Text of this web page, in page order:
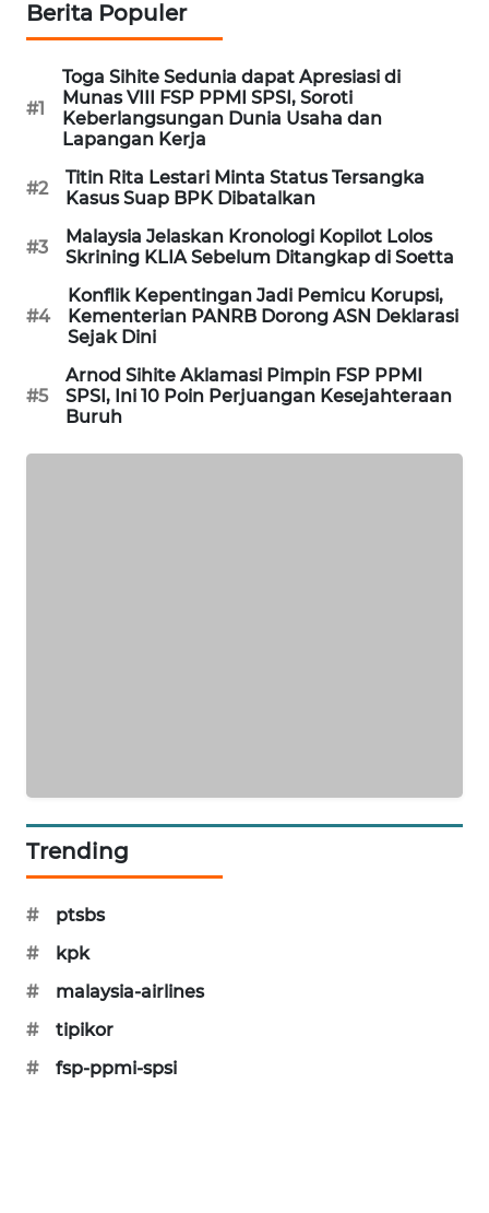
Berita Populer
#1
Toga Sihite Sedunia dapat Apresiasi di
Munas VIII FSP PPMI SPSI, Soroti
Keberlangsungan Dunia Usaha dan
Lapangan Kerja
#2
Titin Rita Lestari Minta Status Tersangka
Kasus Suap BPK Dibatalkan
#3
Malaysia Jelaskan Kronologi Kopilot Lolos
Skrining KLIA Sebelum Ditangkap di Soetta
#4
Konflik Kepentingan Jadi Pemicu Korupsi,
Kementerian PANRB Dorong ASN Deklarasi
Sejak Dini
#5
Arnod Sihite Aklamasi Pimpin FSP PPMI
SPSI, Ini 10 Poin Perjuangan Kesejahteraan
Buruh
Trending
#
ptsbs
#
kpk
#
malaysia-airlines
#
tipikor
#
fsp-ppmi-spsi
MKLI
LPKKI
LKKI
KOPEKLIN
PORTAL
FORWAMKI
ALPERKLINAS
FORJASIDA
METRO
SIANTAR
NEWS
MEDAN
NEWS
METRO
JAKARTA